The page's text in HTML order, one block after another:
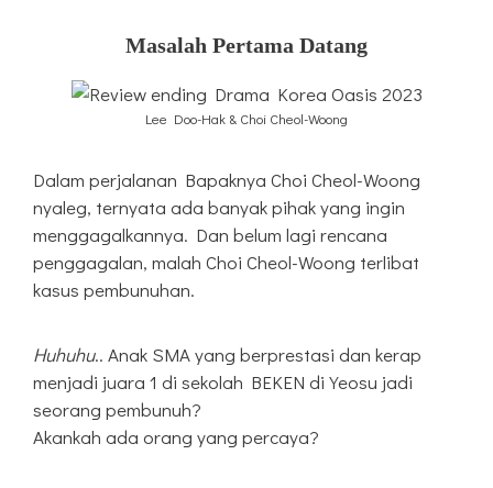
Masalah Pertama Datang
Lee Doo-Hak & Choi Cheol-Woong
Dalam perjalanan Bapaknya Choi Cheol-Woong
nyaleg, ternyata ada banyak pihak yang ingin
menggagalkannya. Dan belum lagi rencana
penggagalan, malah Choi Cheol-Woong terlibat
kasus pembunuhan.
Huhuhu.. Anak SMA yang berprestasi dan kerap
menjadi juara 1 di sekolah BEKEN di Yeosu jadi
seorang pembunuh?
Akankah ada orang yang percaya?